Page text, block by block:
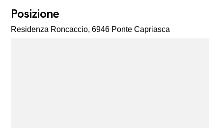
Posizione
Residenza Roncaccio, 6946 Ponte Capriasca